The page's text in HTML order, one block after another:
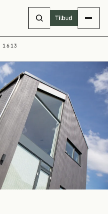
Tilbud
1613